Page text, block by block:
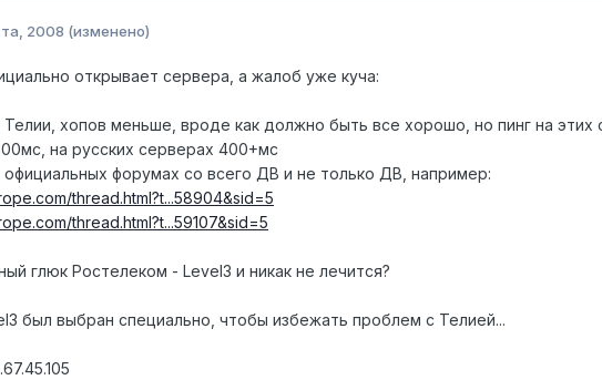
2008 (изменено)
открывает сервера, а жалоб уже куча:
хопов меньше, вроде как должно быть все хорошо, но пинг на этих
на русских серверах 400+мс
форумах со всего ДВ и не только ДВ, например:
thread.html?t...58904&sid=5
thread.html?t...59107&sid=5
глюк Ростелеком - Level3 и никак не лечится?
был выбран специально, чтобы избежать проблем с Телией...